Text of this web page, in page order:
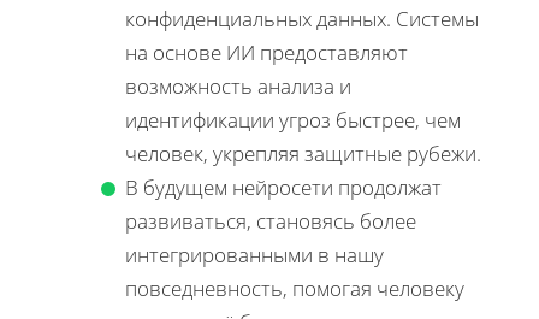
конфиденциальных данных. Системы
на основе ИИ предоставляют
возможность анализа и
идентификации угроз быстрее, чем
человек, укрепляя защитные рубежи.
В будущем нейросети продолжат
развиваться, становясь более
интегрированными в нашу
повседневность, помогая человеку